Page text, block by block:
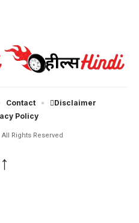
Rights Reserved
Contact
Disclaimer
Policy
↑